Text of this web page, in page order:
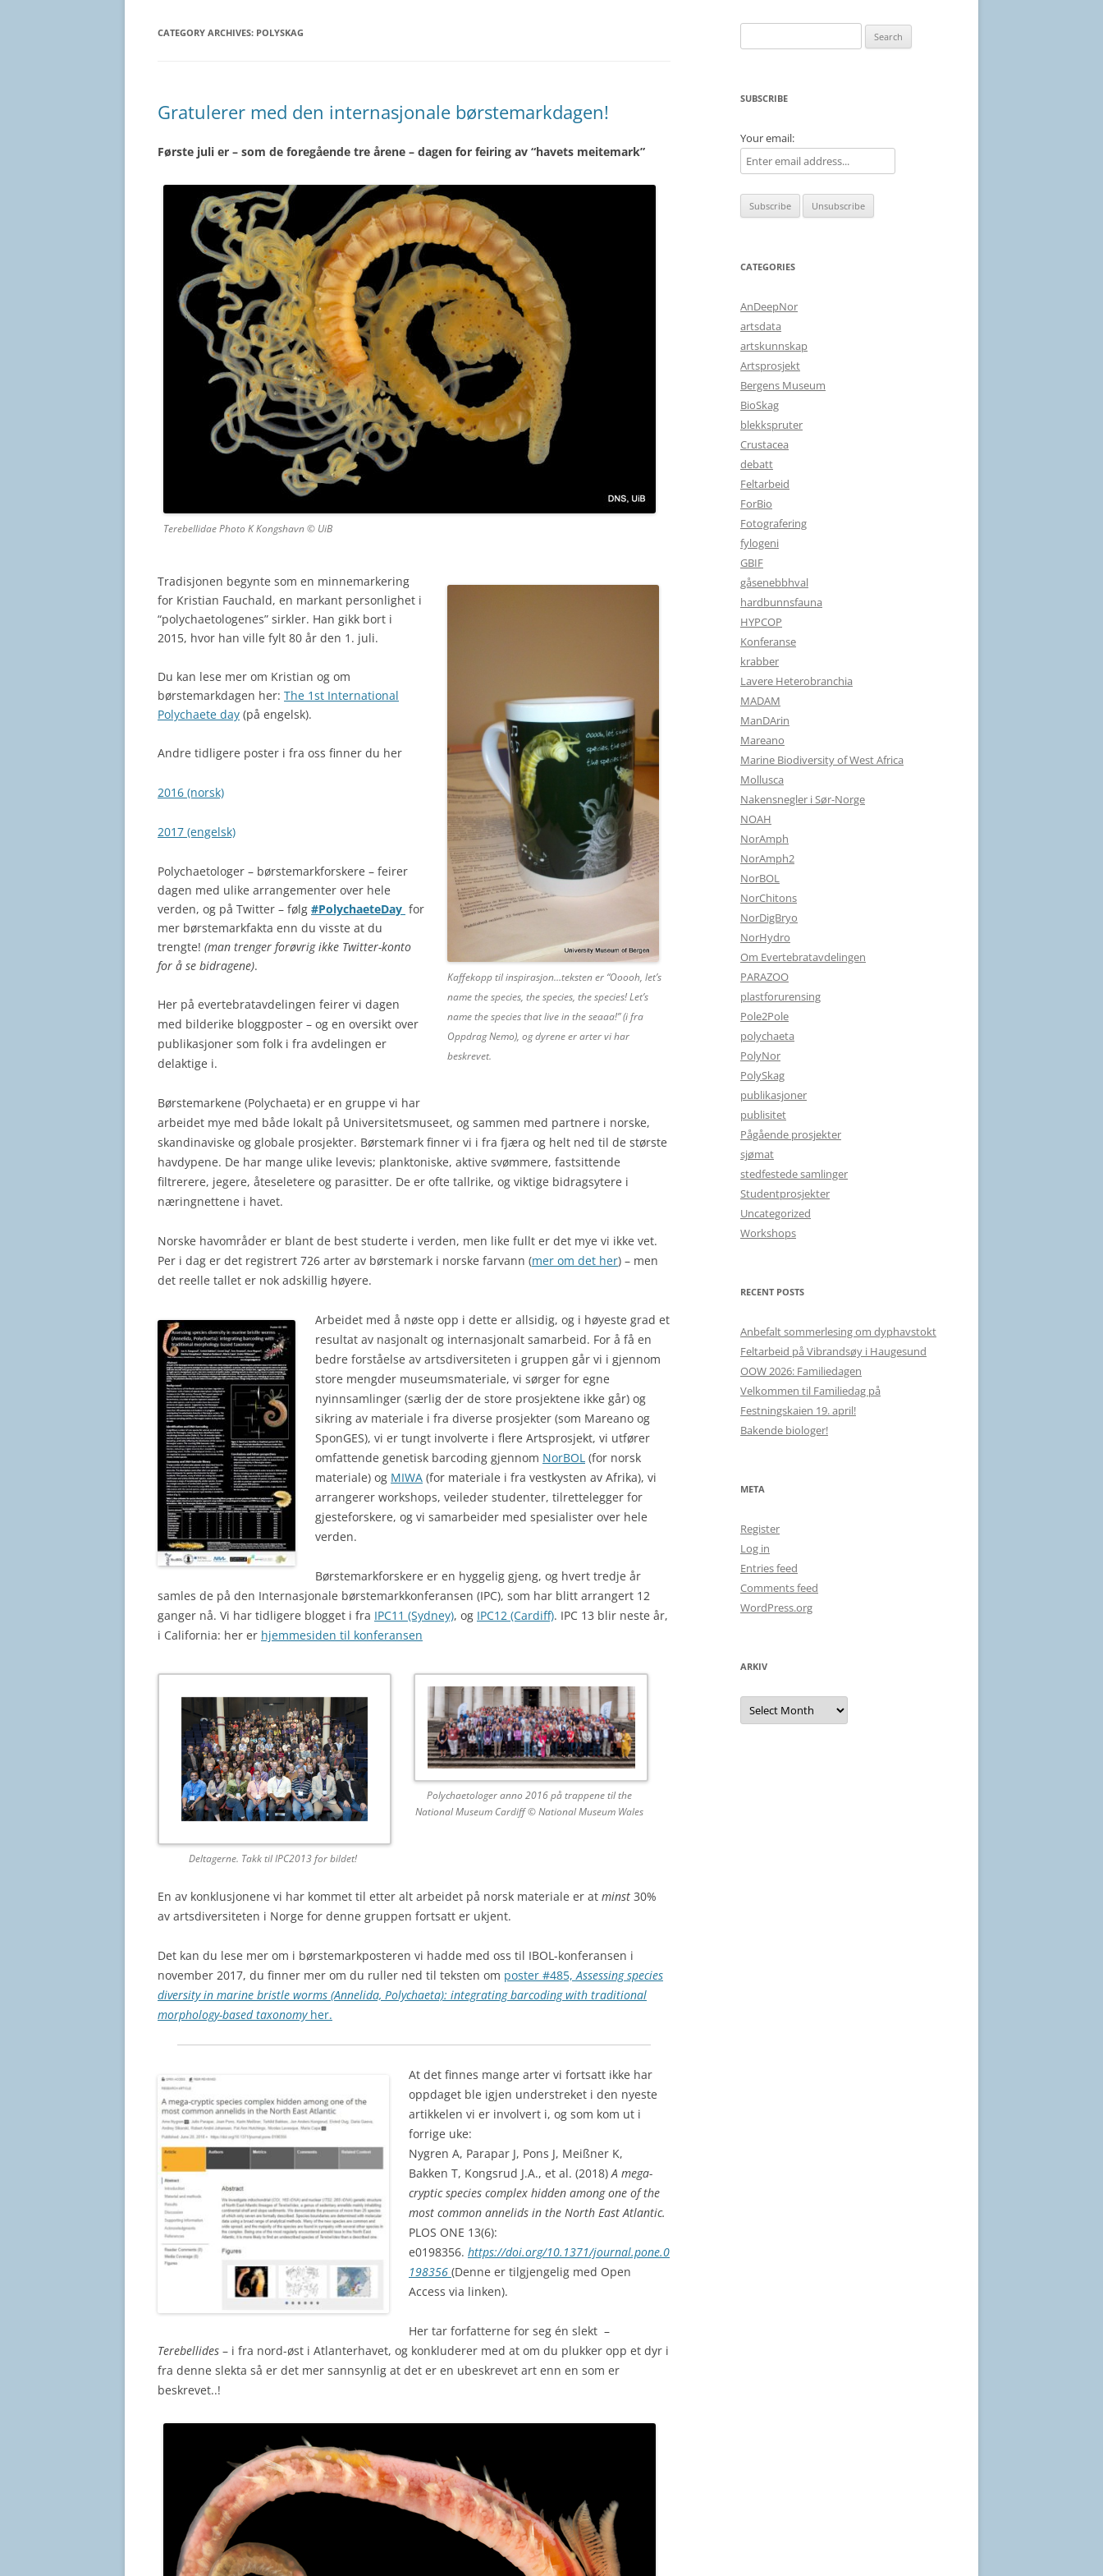
CATEGORY ARCHIVES: POLYSKAG
Gratulerer med den internasjonale børstemarkdagen!
Første juli er – som de foregående tre årene – dagen for feiring av “havets meitemark”
Terebellidae Photo K Kongshavn © UiB
Kaffekopp til inspirasjon…teksten er “Ooooh, let’s
name the species, the species, the species! Let’s
name the species that live in the seaaa!” (i fra
Oppdrag Nemo), og dyrene er arter vi har
beskrevet.
Tradisjonen begynte som en minnemarkering
for Kristian Fauchald, en markant personlighet i
“polychaetologenes” sirkler. Han gikk bort i
2015, hvor han ville fylt 80 år den 1. juli.
Du kan lese mer om Kristian og om
børstemarkdagen her: The 1st International
Polychaete day (på engelsk).
Andre tidligere poster i fra oss finner du her
2016 (norsk)
2017 (engelsk)
Polychaetologer – børstemarkforskere – feirer
dagen med ulike arrangementer over hele
verden, og på Twitter – følg #PolychaeteDay for
mer børstemarkfakta enn du visste at du
trengte! (man trenger forøvrig ikke Twitter-konto
for å se bidragene).
Her på evertebratavdelingen feirer vi dagen
med bilderike bloggposter – og en oversikt over
publikasjoner som folk i fra avdelingen er
delaktige i.
Børstemarkene (Polychaeta) er en gruppe vi har
arbeidet mye med både lokalt på Universitetsmuseet, og sammen med partnere i norske,
skandinaviske og globale prosjekter. Børstemark finner vi i fra fjæra og helt ned til de største
havdypene. De har mange ulike levevis; planktoniske, aktive svømmere, fastsittende
filtrerere, jegere, åteseletere og parasitter. De er ofte tallrike, og viktige bidragsytere i
næringnettene i havet.
Norske havområder er blant de best studerte i verden, men like fullt er det mye vi ikke vet.
Per i dag er det registrert 726 arter av børstemark i norske farvann (mer om det her) – men
det reelle tallet er nok adskillig høyere.
Arbeidet med å nøste opp i dette er allsidig, og i høyeste grad et
resultat av nasjonalt og internasjonalt samarbeid. For å få en
bedre forståelse av artsdiversiteten i gruppen går vi i gjennom
store mengder museumsmateriale, vi sørger for egne
nyinnsamlinger (særlig der de store prosjektene ikke går) og
sikring av materiale i fra diverse prosjekter (som Mareano og
SponGES), vi er tungt involverte i flere Artsprosjekt, vi utfører
omfattende genetisk barcoding gjennom NorBOL (for norsk
materiale) og MIWA (for materiale i fra vestkysten av Afrika), vi
arrangerer workshops, veileder studenter, tilrettelegger for
gjesteforskere, og vi samarbeider med spesialister over hele
verden.
Børstemarkforskere er en hyggelig gjeng, og hvert tredje år
samles de på den Internasjonale børstemarkkonferansen (IPC), som har blitt arrangert 12
ganger nå. Vi har tidligere blogget i fra IPC11 (Sydney), og IPC12 (Cardiff). IPC 13 blir neste år,
i California: her er hjemmesiden til konferansen
Deltagerne. Takk til IPC2013 for bildet!
Polychaetologer anno 2016 på trappene til the
National Museum Cardiff © National Museum Wales
En av konklusjonene vi har kommet til etter alt arbeidet på norsk materiale er at minst 30%
av artsdiversiteten i Norge for denne gruppen fortsatt er ukjent.
Det kan du lese mer om i børstemarkposteren vi hadde med oss til IBOL-konferansen i
november 2017, du finner mer om du ruller ned til teksten om poster #485,Assessing species
diversity in marine bristle worms (Annelida, Polychaeta): integrating barcoding with traditional
morphology-based taxonomyher.
At det finnes mange arter vi fortsatt ikke har
oppdaget ble igjen understreket i den nyeste
artikkelen vi er involvert i, og som kom ut i
forrige uke:
Nygren A, Parapar J, Pons J, Meißner K,
Bakken T, Kongsrud J.A., et al. (2018)A mega-
cryptic species complex hidden among one of the
most common annelids in the North East Atlantic.
PLOS ONE 13(6):
e0198356. https://doi.org/10.1371/journal.pone.0
198356 (Denne er tilgjengelig med Open
Access via linken).
Her tar forfatterne for seg én slekt –
Terebellides – i fra nord-øst i Atlanterhavet, og konkluderer med at om du plukker opp et dyr i
fra denne slekta så er det mer sannsynlig at det er en ubeskrevet art enn en som er
beskrevet..!
for:
SUBSCRIBE
Your email:
CATEGORIES
AnDeepNor
artsdata
artskunnskap
Artsprosjekt
Bergens Museum
BioSkag
blekkspruter
Crustacea
debatt
Feltarbeid
ForBio
Fotografering
fylogeni
GBIF
gåsenebbhval
hardbunnsfauna
HYPCOP
Konferanse
krabber
Lavere Heterobranchia
MADAM
ManDArin
Mareano
Marine Biodiversity of West Africa
Mollusca
Nakensnegler i Sør-Norge
NOAH
NorAmph
NorAmph2
NorBOL
NorChitons
NorDigBryo
NorHydro
Om Evertebratavdelingen
PARAZOO
plastforurensing
Pole2Pole
polychaeta
PolyNor
PolySkag
publikasjoner
publisitet
Pågående prosjekter
sjømat
stedfestede samlinger
Studentprosjekter
Uncategorized
Workshops
RECENT POSTS
Anbefalt sommerlesing om dyphavstokt
Feltarbeid på Vibrandsøy i Haugesund
OOW 2026: Familiedagen
Velkommen til Familiedag på
Festningskaien 19. april!
Bakende biologer!
META
Register
Log in
Entries feed
Comments feed
WordPress.org
ARKIV
Arkiv